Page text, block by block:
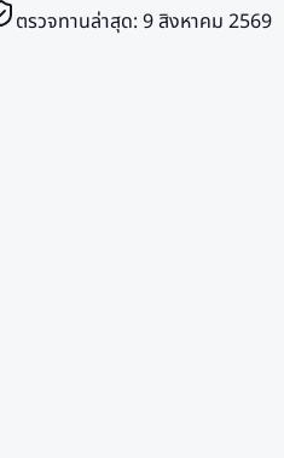
ตรวจทานล่าสุด: 9 สิงหาคม 2569